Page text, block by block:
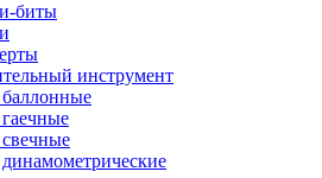
биты
инструмент